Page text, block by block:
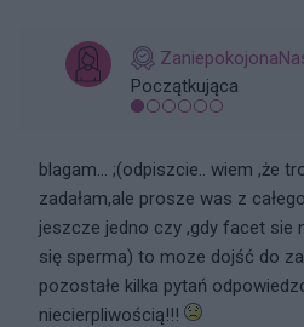
Początkująca
blagam... ;(odpiszcie.. wiem ,że
zadałam,ale prosze was z
jeszcze jedno czy ,gdy facet sie
się sperma) to moze dojść do
pozostałe kilka pytań
niecierpliwością!!!